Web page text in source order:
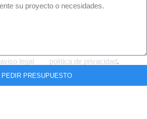
aviso legal política de privacidad
PEDIR PRESUPUESTO